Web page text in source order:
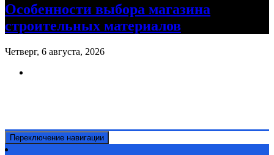
Особенности выбора магазина
строительных материалов
Четверг, 6 августа, 2026
Переключение навигации